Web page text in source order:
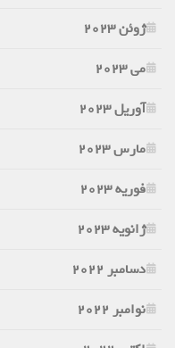
ژوئن 2023
می 2023
آوریل 2023
مارس 2023
فوریه 2023
ژانویه 2023
دسامبر 2022
نوامبر 2022